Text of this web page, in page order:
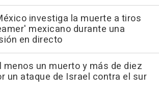
investiga la muerte a tiros
mexicano durante una
en directo
menos un muerto y más de diez
un ataque de Israel contra el sur